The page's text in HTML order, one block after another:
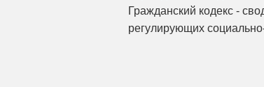
Гражданский кодекс -
регулирующих